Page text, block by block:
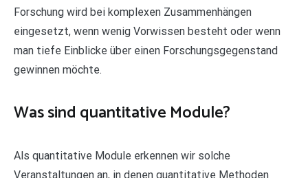
Forschung wird bei komplexen Zusammenhängen
eingesetzt, wenn wenig Vorwissen besteht oder wenn
man tiefe Einblicke über einen Forschungsgegenstand
gewinnen möchte.
Was sind quantitative Module?
Als quantitative Module erkennen wir solche
Veranstaltungen an, in denen quantitative Methoden